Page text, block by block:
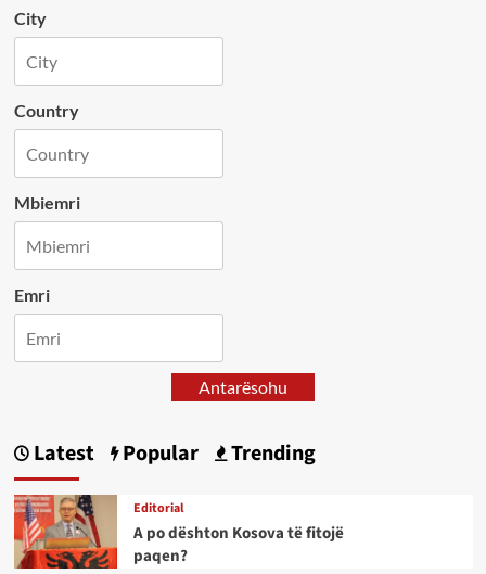
City
Country
Mbiemri
Emri
Antarësohu
Latest Popular Trending
Editorial
A po dështon Kosova të fitojë
paqen?